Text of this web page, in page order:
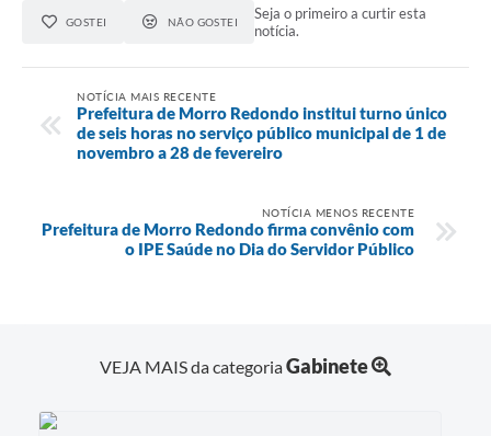
GOSTEI NÃO GOSTEI
Seja o primeiro a curtir esta
notícia.
NOTÍCIA MAIS RECENTE
Prefeitura de Morro Redondo institui turno único
de seis horas no serviço público municipal de 1 de
novembro a 28 de fevereiro
NOTÍCIA MENOS RECENTE
Prefeitura de Morro Redondo firma convênio com
o IPE Saúde no Dia do Servidor Público
VEJA MAIS da categoriaGabinete